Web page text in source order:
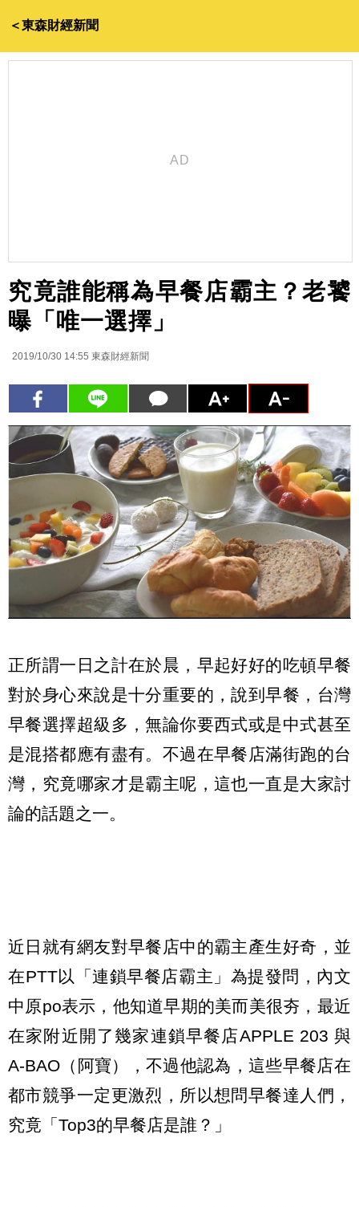
＜東森財經新聞
究竟誰能稱為早餐店霸主？老饕
曝「唯一選擇」
2019/10/30 14:55 東森財經新聞
正所謂一日之計在於晨，早起好好的吃頓早餐
對於身心來說是十分重要的，說到早餐，台灣
早餐選擇超級多，無論你要西式或是中式甚至
是混搭都應有盡有。不過在早餐店滿街跑的台
灣，究竟哪家才是霸主呢，這也一直是大家討
論的話題之一。
近日就有網友對早餐店中的霸主產生好奇，並
在PTT以「連鎖早餐店霸主」為提發問，內文
中原po表示，他知道早期的美而美很夯，最近
在家附近開了幾家連鎖早餐店APPLE 203與
A-BAO （阿寶），不過他認為，這些早餐店在
都市競爭一定更激烈，所以想問早餐達人們，
究竟「 Top3的早餐店是誰？」